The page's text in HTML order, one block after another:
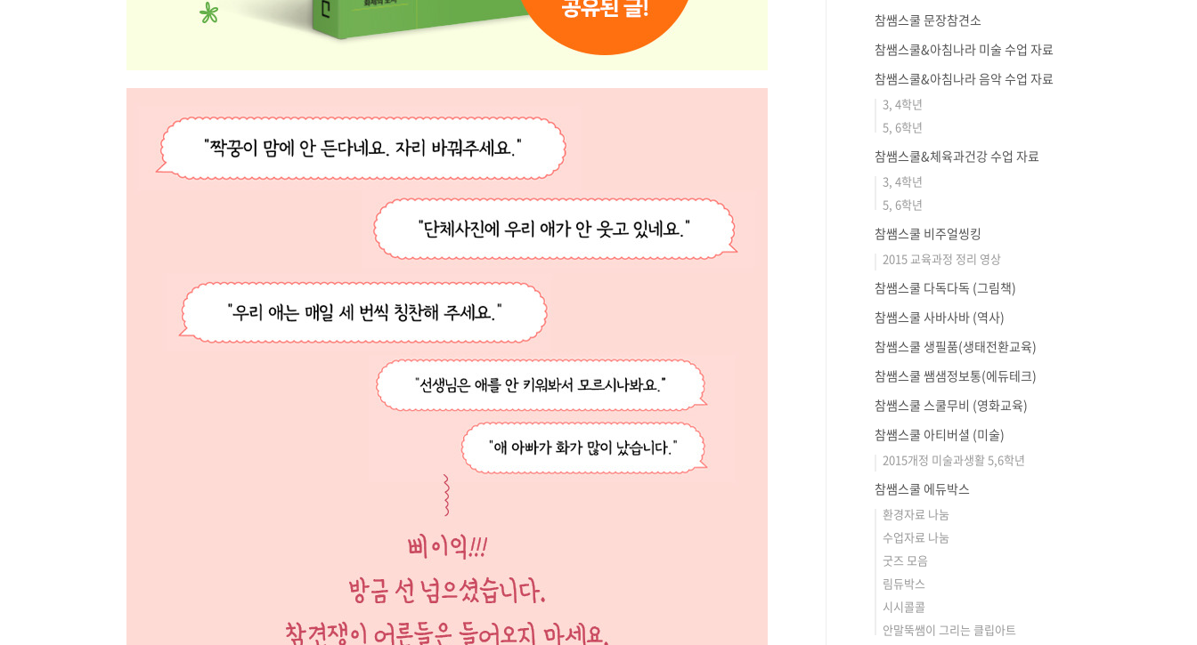
참쌤스쿨 문장참견소
참쌤스쿨&아침나라 미술 수업 자료
참쌤스쿨&아침나라 음악 수업 자료
3, 4학년
5, 6학년
참쌤스쿨&체육과건강 수업 자료
3, 4학년
5, 6학년
참쌤스쿨 비주얼씽킹
2015 교육과정 정리 영상
참쌤스쿨 다독다독 (그림책)
참쌤스쿨 사바사바 (역사)
참쌤스쿨 생필품(생태전환교육)
참쌤스쿨 쌤샘정보통(에듀테크)
참쌤스쿨 스쿨무비 (영화교육)
참쌤스쿨 아티버셜 (미술)
2015개정 미술과생활 5,6학년
참쌤스쿨 에듀박스
환경자료 나눔
수업자료 나눔
굿즈 모음
림듀박스
시시콜콜
안말뚝쌤이 그리는 클립아트